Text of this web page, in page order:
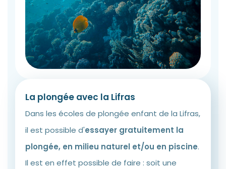
La plongée avec la Lifras
Dans les écoles de plongée enfant de la Lifras,
il est possible d'essayer gratuitement la
plongée, en milieu naturel et/ou en piscine.
Il est en effet possible de faire : soit une